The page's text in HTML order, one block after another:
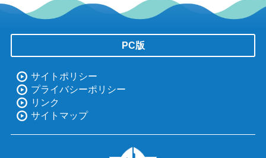
PC版
サイトポリシー
プライバシーポリシー
リンク
サイトマップ